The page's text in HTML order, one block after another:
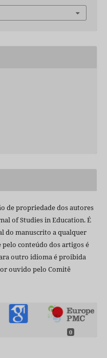
de propriedade dos autores
of Studies in Education. É
do manuscrito a qualquer
conteúdo dos artigos é
outro idioma é proibida
ouvido pelo Comitê
0